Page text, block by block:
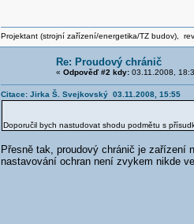
Projektant (strojní zařízení/energetika/TZ budov),
Re: Proudový chránič
« Odpověď #2 kdy:03.11.2008,
Citace: Jirka Š. Svejkovský 03.11.2008, 15:55
Doporučil bych nastudovat shodu podmětu s
Přesně tak, proudový chránič je zařízení
nastavování ochran není zvykem nikde